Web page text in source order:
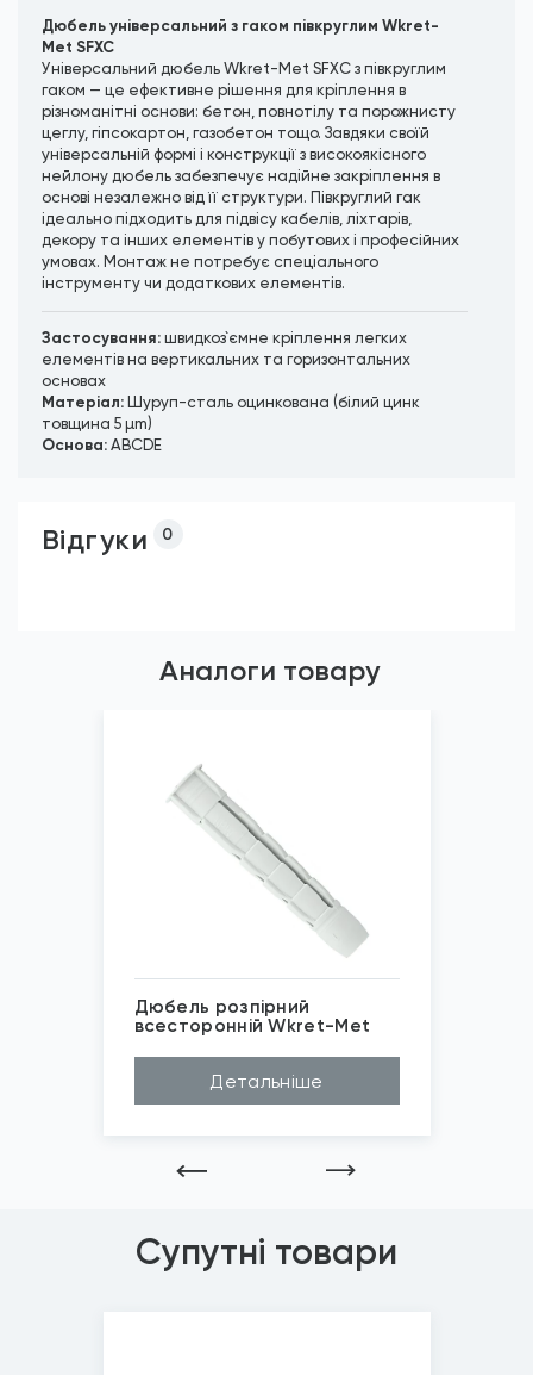
Дюбель універсальний з гаком півкруглим Wkret-
Met SFXC
Універсальний дюбель Wkret-Met SFXC з півкруглим
гаком — це ефективне рішення для кріплення в
різноманітні основи: бетон, повнотілу та порожнисту
цеглу, гіпсокартон, газобетон тощо. Завдяки своїй
універсальній формі і конструкції з високоякісного
нейлону дюбель забезпечує надійне закріплення в
основі незалежно від її структури. Півкруглий гак
ідеально підходить для підвісу кабелів, ліхтарів,
декору та інших елементів у побутових і професійних
умовах. Монтаж не потребує спеціального
інструменту чи додаткових елементів.
Застосування: швидкоз`ємне кріплення легких
елементів на вертикальних та горизонтальних
основах
Матеріал: Шуруп-сталь оцинкована (білий цинк
товщина 5 µm)
Основа: АВСDЕ
Відгуки 0
Аналоги товару
Дюбель розпірний
всесторонній Wkret-Met
Довжина (A...
35мм, 50мм, 60мм
Діаметр (D...
6мм, 8мм, 10мм
Детальніше
Супутні товари